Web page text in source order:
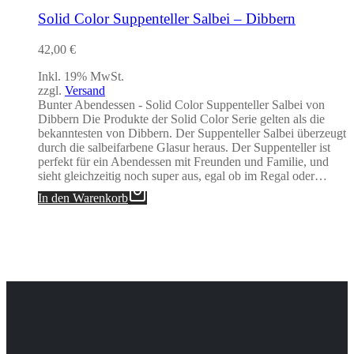
Solid Color Suppenteller Salbei – Dibbern
42,00 €
Inkl. 19% MwSt.
zzgl. Versand
Bunter Abendessen - Solid Color Suppenteller Salbei von
Dibbern Die Produkte der Solid Color Serie gelten als die
bekanntesten von Dibbern. Der Suppenteller Salbei überzeugt
durch die salbeifarbene Glasur heraus. Der Suppenteller ist
perfekt für ein Abendessen mit Freunden und Familie, und
sieht gleichzeitig noch super aus, egal ob im Regal oder…
In den Warenkorb